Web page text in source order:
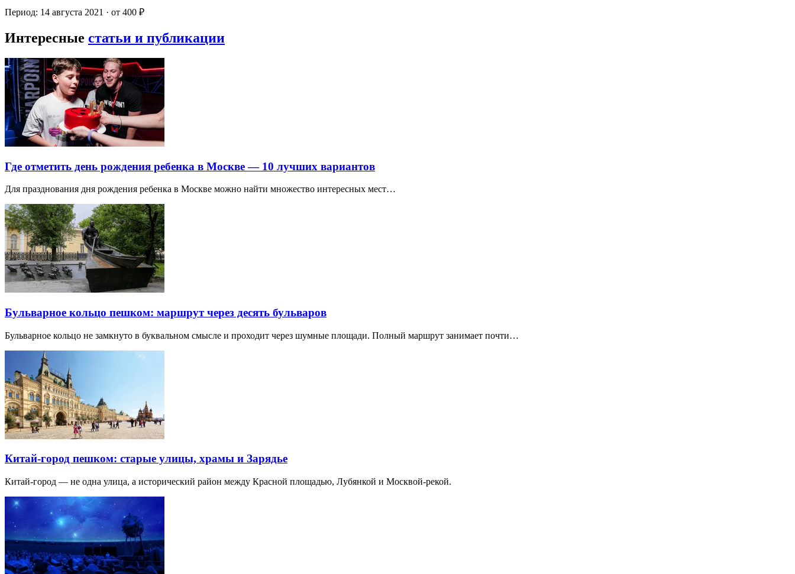
Период: 14 августа 2021 · от 400 ₽
Интересные статьи и публикации
Где отметить день рождения ребенка в Москве — 10 лучших вариантов
Для празднования дня рождения ребенка в Москве можно найти множество интересных мест…
Бульварное кольцо пешком: маршрут через десять бульваров
Бульварное кольцо не замкнуто в буквальном смысле и проходит через шумные площади. Полный маршрут занимает почти…
Китай-город пешком: старые улицы, храмы и Зарядье
Китай-город — не одна улица, а исторический район между Красной площадью, Лубянкой и Москвой-рекой.